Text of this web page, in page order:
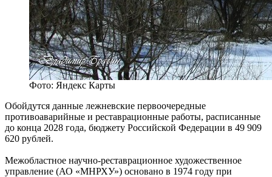
Фото: Яндекс Карты
Обойдутся данные лежневские первоочередные
противоаварийные и реставрационные работы, расписанные
до конца 2028 года, бюджету Российской Федерации в 49 909
620 рублей.
Межобластное научно-реставрационное художественное
управление (АО «МНРХУ») основано в 1974 году при